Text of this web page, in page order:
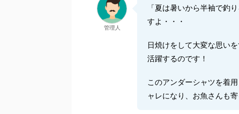
管理人
「夏は暑いから半袖で釣
すよ・・・
日焼けをして大変な思い
活躍するのです！
このアンダーシャツを着
ャレになり、お魚さんも